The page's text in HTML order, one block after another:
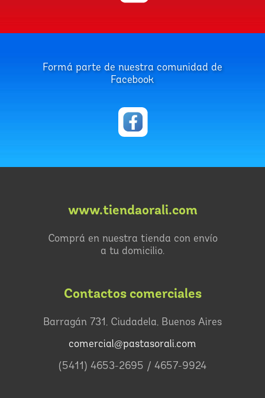
Formá parte de nuestra comunidad de
Facebook
www.tiendaorali.com
Comprá en nuestra tienda con envío
a tu domicilio.
Contactos comerciales
Barragán 731, Ciudadela, Buenos Aires
comercial@pastasorali.com
(5411) 4653-2695 / 4657-9924